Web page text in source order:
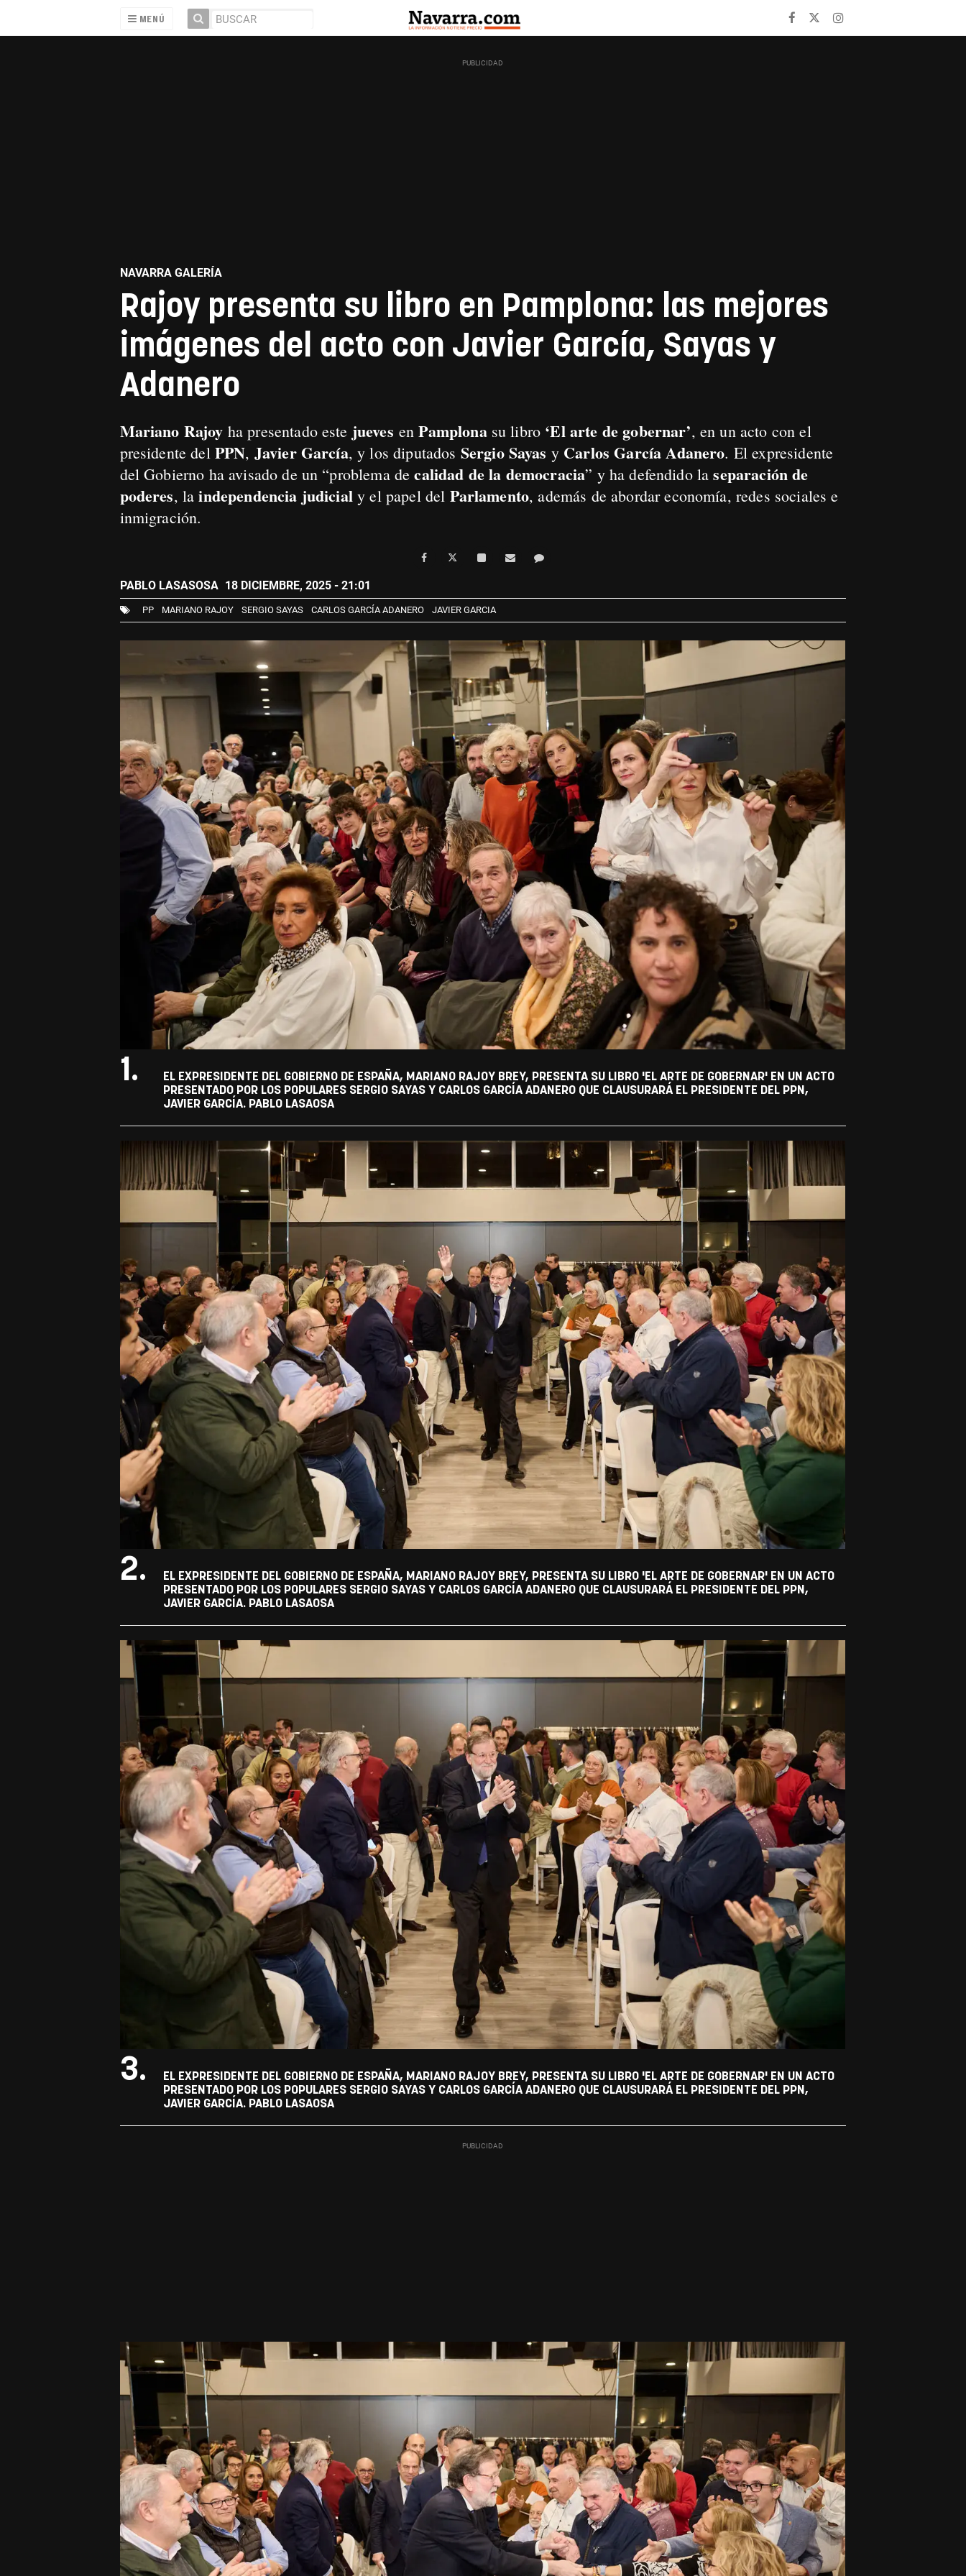
MENÚ
NAVARRA GALERÍA
Rajoy presenta su libro en Pamplona: las mejores
imágenes del acto con Javier García, Sayas y
Adanero
Mariano Rajoy ha presentado este jueves enPamplonasu libro ‘El arte de gobernar’, en un acto con el
presidente del PPN, Javier García, y los diputados Sergio Sayas y Carlos García Adanero. El expresidente
del Gobierno ha avisado de un “problema decalidad de la democracia” y ha defendido laseparación de
poderes, laindependencia judicialy el papel del Parlamento, además de abordar economía, redes sociales e
inmigración.
PABLO LASASOSA 18 DICIEMBRE, 2025 - 21:01
PP MARIANO RAJOY SERGIO SAYAS CARLOS GARCÍA ADANERO JAVIER GARCIA
1.
EL EXPRESIDENTE DEL GOBIERNO DE ESPAÑA, MARIANO RAJOY BREY, PRESENTA SU LIBRO 'EL ARTE DE GOBERNAR' EN UN ACTO
PRESENTADO POR LOS POPULARES SERGIO SAYAS Y CARLOS GARCÍA ADANERO QUE CLAUSURARÁ EL PRESIDENTE DEL PPN,
JAVIER GARCÍA. PABLO LASAOSA
2.
EL EXPRESIDENTE DEL GOBIERNO DE ESPAÑA, MARIANO RAJOY BREY, PRESENTA SU LIBRO 'EL ARTE DE GOBERNAR' EN UN ACTO
PRESENTADO POR LOS POPULARES SERGIO SAYAS Y CARLOS GARCÍA ADANERO QUE CLAUSURARÁ EL PRESIDENTE DEL PPN,
JAVIER GARCÍA. PABLO LASAOSA
3.
EL EXPRESIDENTE DEL GOBIERNO DE ESPAÑA, MARIANO RAJOY BREY, PRESENTA SU LIBRO 'EL ARTE DE GOBERNAR' EN UN ACTO
PRESENTADO POR LOS POPULARES SERGIO SAYAS Y CARLOS GARCÍA ADANERO QUE CLAUSURARÁ EL PRESIDENTE DEL PPN,
JAVIER GARCÍA. PABLO LASAOSA